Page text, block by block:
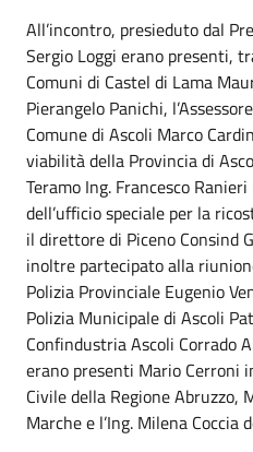
All’incontro, presieduto dal
Sergio Loggi erano presenti,
Comuni di Castel di Lama
Pierangelo Panichi,
Comune di Ascoli Marco
viabilità della Provincia di
Teramo Ing. Francesco
dell’ufficio speciale per la
il direttore di Piceno Consind
inoltre partecipato alla
Polizia Provinciale Eugenio
Polizia Municipale di Ascoli
Confindustria Ascoli Corrado
erano presenti Mario Cerroni
Civile della Regione Abruzzo,
Marche e l’Ing. Milena Coccia